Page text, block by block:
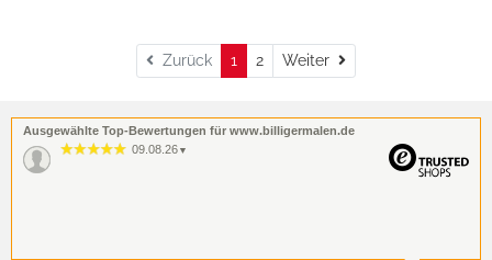
Zurück 1 2 Weiter Weiter
Ausgewählte Top-Bewertungen für www.billigermalen.de
09.08.26 ▼